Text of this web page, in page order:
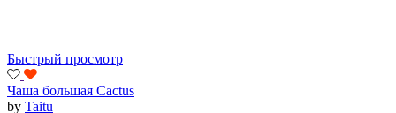
Быстрый просмотр
Чаша большая Cactus
by Taitu